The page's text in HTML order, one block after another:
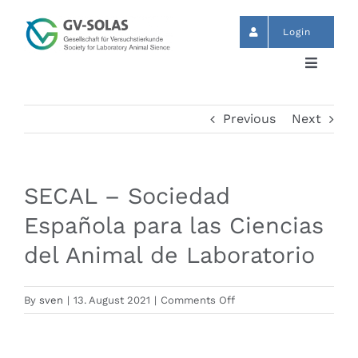
content
Login
Toggle
Start
GV-SOLAS
Publikationen
Previous Next
SECAL – Sociedad
Española para las Ciencias
del Animal de Laboratorio
By sven | 13. August 2021 | Comments Offon
SECAL